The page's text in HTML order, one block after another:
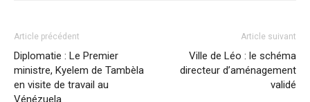
Article précédent
Diplomatie : Le Premier
ministre, Kyelem de Tambèla
en visite de travail au
Vénézuela
Article suivant
Ville de Léo : le schéma
directeur d’aménagement
validé